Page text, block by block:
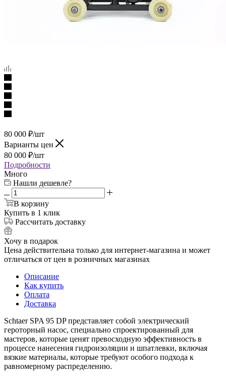
80 000 ₽/шт
Варианты цен
80 000 ₽/шт
Подробности
Много
Нашли дешевле?
В корзину
Купить в 1 клик
Рассчитать доставку
Хочу в подарок
Цена действительна только для интернет-магазина и может
отличаться от цен в розничных магазинах
Описание
Как купить
Оплата
Доставка
Schtaer SPA 95 DP представляет собой электрический
героторный насос, специально спроектированный для
мастеров, которые ценят превосходную эффективность в
процессе нанесения гидроизоляции и шпатлевки, включая
вязкие материалы, которые требуют особого подхода к
равномерному распределению.